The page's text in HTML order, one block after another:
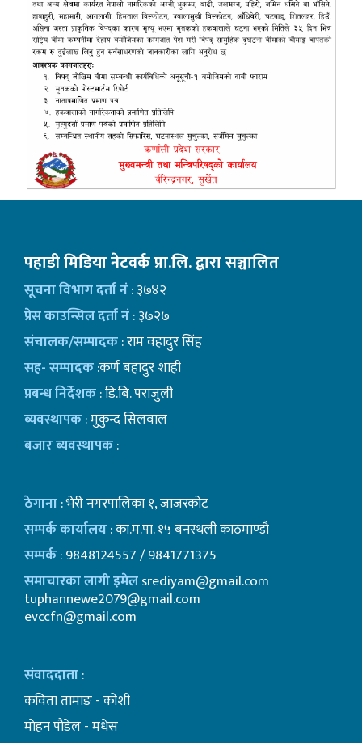
पहाडी मिडिया नेटवर्क प्रा.लि. द्वारा सञ्चालित
सूचना विभाग दर्ता नं: ३७४२
प्रेस काउन्सिल दर्ता नं: ३७२७
संचालक/सम्पादक: राम वहादुर सिंह
सह- सम्पादक:कर्ण बहादुर शाही
प्रबन्ध निर्देशक: डि.बि. पराजुली
ब्यवस्थापक: मुकुन्द सिलवाल
बजार ब्यवस्थापक:
ठेगाना: भेरी नगरपालिका १, जाजरकोट
सम्पर्क कार्यालय: का.म.पा. १५ बनस्थली काठमाण्डाै
सम्पर्क: 9848124557 / 9841771375
समाचारका लागी इमेलsrediyam@gmail.com
tuphannewe2079@gmail.com
evccfn@gmail.com
संवाददाता:
कविता तामाङ - कोशी
माेहन पाैडेल - मधेस